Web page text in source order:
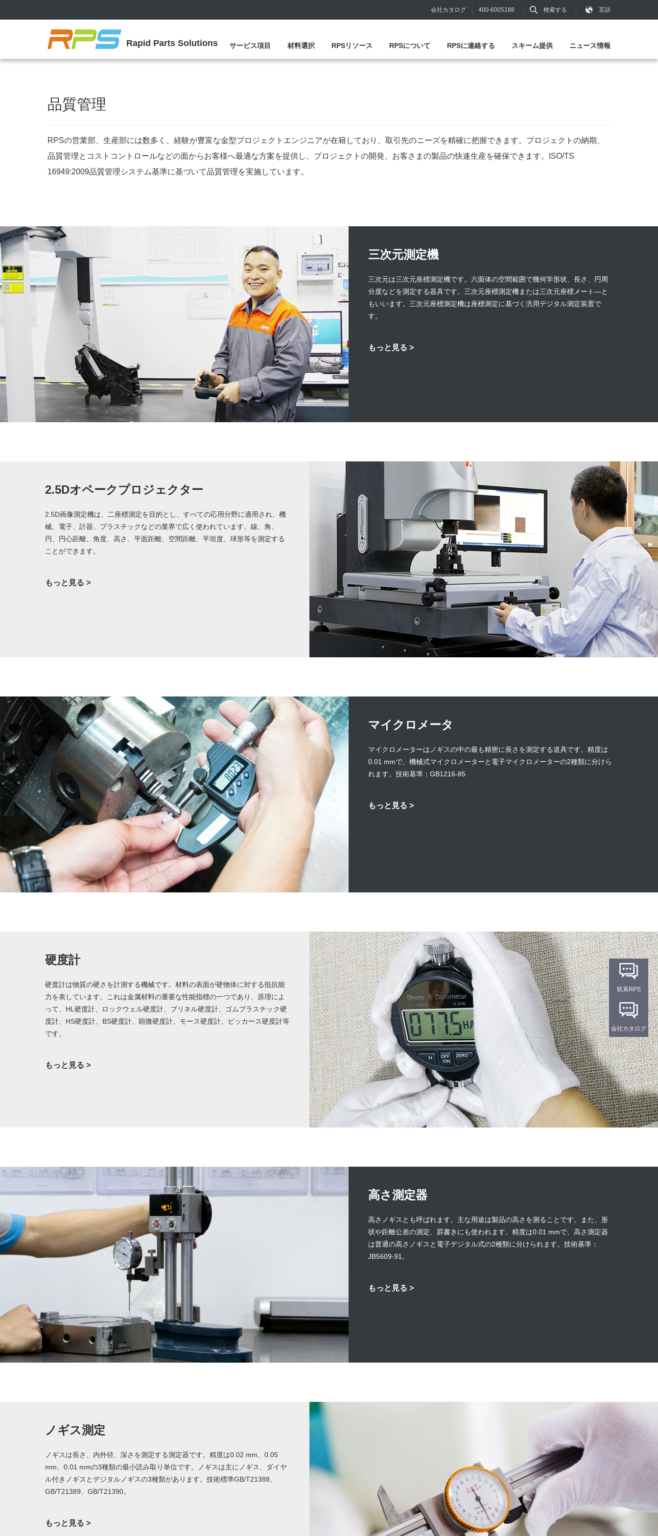
会社カタログ 400-6005188 検索する 言語
Rapid Parts Solutions サービス項目 材料選択 RPSリソース RPSについて RPSに連絡する スキーム提供 ニュース情報
品質管理
RPSの営業部、生産部には数多く、経験が豊富な金型プロジェクトエンジニアが在籍しており、取引先のニーズを精確に把握できます。プロジェクトの納期、
品質管理とコストコントロールなどの面からお客様へ最適な方案を提供し、プロジェクトの開発、お客さまの製品の快速生産を確保できます。ISO/TS
16949:2009品質管理システム基準に基づいて品質管理を実施しています。
三次元測定機
三次元は三次元座標測定機です。六面体の空間範囲で幾何学形状、長さ、円周
分度などを測定する器具です。三次元座標測定機または三次元座標メート―と
もいいます。三次元座標測定機は座標測定に基づく汎用デジタル測定装置で
す。
もっと見る >
2.5Dオペークプロジェクター
2.5D画像測定機は、二座標測定を目的とし、すべての応用分野に適用され、機
械、電子、計器、プラスチックなどの業界で広く使われています。線、角、
円、円心距離、角度、高さ、平面距離、空間距離、平坦度、球形等を測定する
ことができます。
もっと見る >
マイクロメータ
マイクロメーターはノギスの中の最も精密に長さを測定する道具です。精度は
0.01 mmで、機械式マイクロメーターと電子マイクロメーターの2種類に分けら
れます。技術基準：GB1216-85
もっと見る >
硬度計
硬度計は物質の硬さを計測する機械です。材料の表面が硬物体に対する抵抗能
力を表しています。これは金属材料の重要な性能指標の一つであり、原理によ
って、HL硬度計、ロックウェル硬度計、ブリネル硬度計、ゴムプラスチック硬
度計、HS硬度計、BS硬度計、顕微硬度計、モース硬度計、ビッカース硬度計等
です。
もっと見る >
高さ測定器
高さノギスとも呼ばれます。主な用途は製品の高さを測ることです。また、形
状や距離公差の測定、罫書きにも使われます。精度は0.01 mmで、高さ測定器
は普通の高さノギスと電子デジタル式の2種類に分けられます。技術基準：
JB5609-91。
もっと見る >
ノギス測定
ノギスは長さ、内外径、深さを測定する測定器です。精度は0.02 mm、0.05
mm、0.01 mmの3種類の最小読み取り単位です。ノギスは主にノギス、ダイヤ
ル付きノギスとデジタルノギスの3種類があります。技術標準GB/T21388、
GB/T21389、GB/T21390。
もっと見る >
联系RPS
会社カタログ